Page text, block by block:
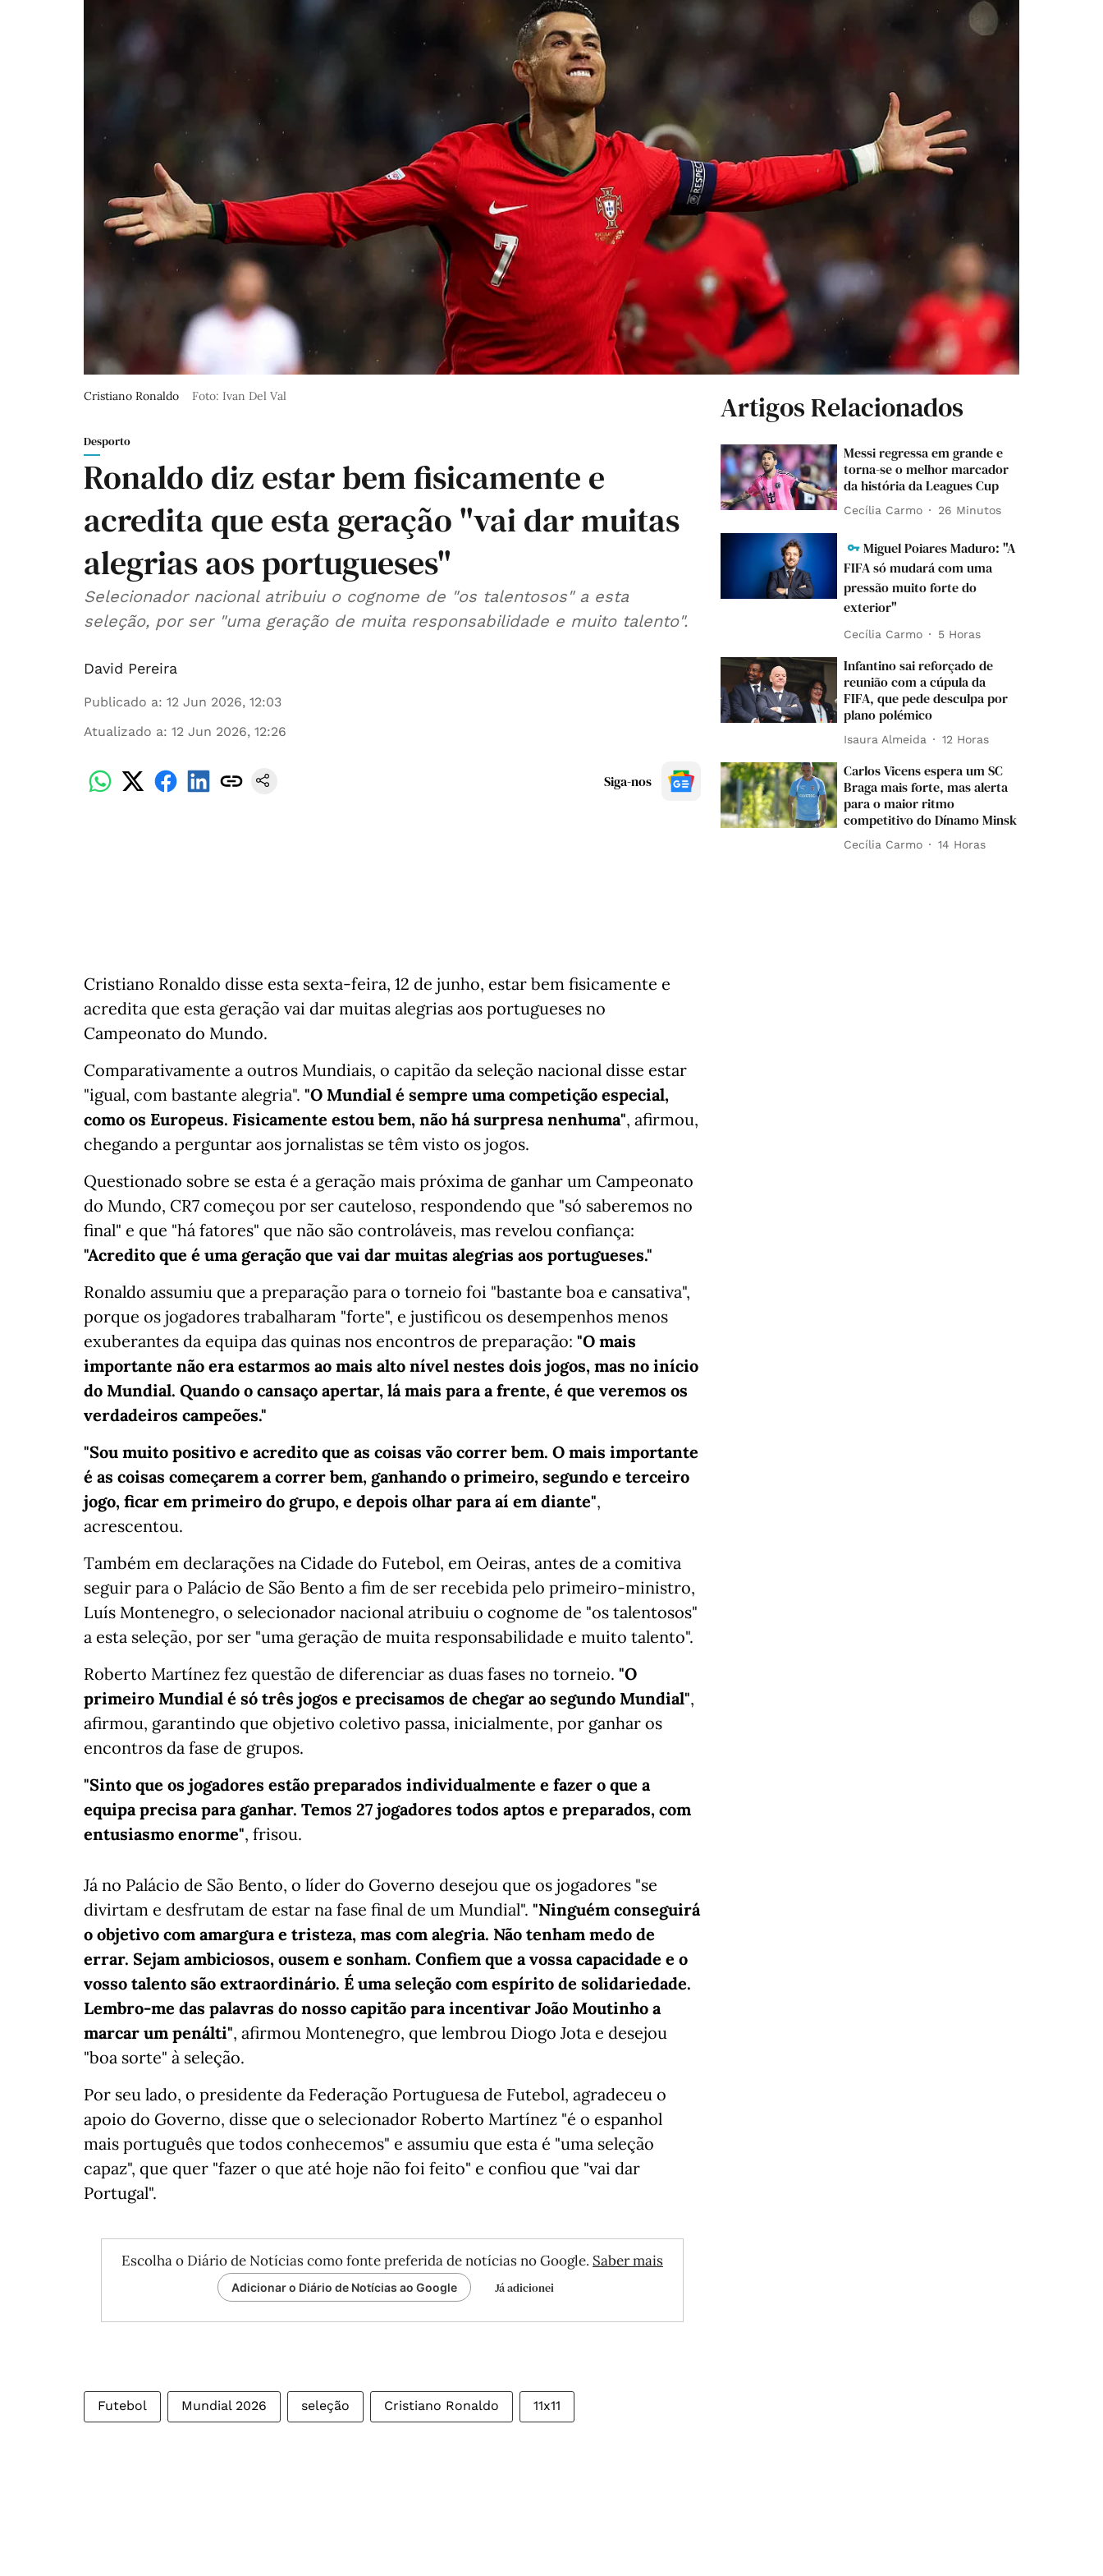
Cristiano Ronaldo Foto: Ivan Del Val
Desporto
Ronaldo diz estar bem fisicamente e
acredita que esta geração "vai dar muitas
alegrias aos portugueses"
Selecionador nacional atribuiu o cognome de "os talentosos" a esta
seleção, por ser "uma geração de muita responsabilidade e muito talento".
David Pereira
Publicado a: 12 Jun 2026, 12:03
Atualizado a: 12 Jun 2026, 12:26
Siga-nos
Cristiano Ronaldo disse esta sexta-feira, 12 de junho, estar bem fisicamente e
acredita que esta geração vai dar muitas alegrias aos portugueses no
Campeonato do Mundo.
Comparativamente a outros Mundiais, o capitão da seleção nacional disse estar
"igual, com bastante alegria". "O Mundial é sempre uma competição especial,
como os Europeus. Fisicamente estou bem, não há surpresa nenhuma", afirmou,
chegando a perguntar aos jornalistas se têm visto os jogos.
Questionado sobre se esta é a geração mais próxima de ganhar um Campeonato
do Mundo, CR7 começou por ser cauteloso, respondendo que "só saberemos no
final" e que "há fatores" que não são controláveis, mas revelou confiança:
"Acredito que é uma geração que vai dar muitas alegrias aos portugueses."
Ronaldo assumiu que a preparação para o torneio foi "bastante boa e cansativa",
porque os jogadores trabalharam "forte", e justificou os desempenhos menos
exuberantes da equipa das quinas nos encontros de preparação: "O mais
importante não era estarmos ao mais alto nível nestes dois jogos, mas no início
do Mundial. Quando o cansaço apertar, lá mais para a frente, é que veremos os
verdadeiros campeões."
"Sou muito positivo e acredito que as coisas vão correr bem. O mais importante
é as coisas começarem a correr bem, ganhando o primeiro, segundo e terceiro
jogo, ficar em primeiro do grupo, e depois olhar para aí em diante",
acrescentou.
Também em declarações na Cidade do Futebol, em Oeiras, antes de a comitiva
seguir para o Palácio de São Bento a fim de ser recebida pelo primeiro-ministro,
Luís Montenegro, o selecionador nacional atribuiu o cognome de "os talentosos"
a esta seleção, por ser "uma geração de muita responsabilidade e muito talento".
Roberto Martínez fez questão de diferenciar as duas fases no torneio. "O
primeiro Mundial é só três jogos e precisamos de chegar ao segundo Mundial",
afirmou, garantindo que objetivo coletivo passa, inicialmente, por ganhar os
encontros da fase de grupos.
"Sinto que os jogadores estão preparados individualmente e fazer o que a
equipa precisa para ganhar. Temos 27 jogadores todos aptos e preparados, com
entusiasmo enorme", frisou.
Já no Palácio de São Bento, o líder do Governo desejou que os jogadores "se
divirtam e desfrutam de estar na fase final de um Mundial". "Ninguém conseguirá
o objetivo com amargura e tristeza, mas com alegria. Não tenham medo de
errar. Sejam ambiciosos, ousem e sonham. Confiem que a vossa capacidade e o
vosso talento são extraordinário. É uma seleção com espírito de solidariedade.
Lembro-me das palavras do nosso capitão para incentivar João Moutinho a
marcar um penálti", afirmou Montenegro, que lembrou Diogo Jota e desejou
"boa sorte" à seleção.
Por seu lado, o presidente da Federação Portuguesa de Futebol, agradeceu o
apoio do Governo, disse que o selecionador Roberto Martínez "é o espanhol
mais português que todos conhecemos" e assumiu que esta é "uma seleção
capaz", que quer "fazer o que até hoje não foi feito" e confiou que "vai dar
Portugal".
Escolha o Diário de Notícias como fonte preferida de notícias no Google. Saber mais
Adicionar o Diário de Notícias ao Google Já adicionei
Futebol Mundial 2026 seleção Cristiano Ronaldo 11x11
Artigos Relacionados
Messi regressa em grande e
torna-se o melhor marcador
da história da Leagues Cup
Cecília Carmo 26 Minutos
Miguel Poiares Maduro: "A
FIFA só mudará com uma
pressão muito forte do
exterior"
Cecília Carmo 5 Horas
Infantino sai reforçado de
reunião com a cúpula da
FIFA, que pede desculpa por
plano polémico
Isaura Almeida 12 Horas
Carlos Vicens espera um SC
Braga mais forte, mas alerta
para o maior ritmo
competitivo do Dínamo Minsk
Cecília Carmo 14 Horas